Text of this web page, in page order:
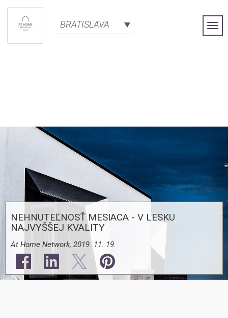
BRATISLAVA
NEHNUTEĽNOSŤ MESIACA - V LESKU
NAJVYŠŠEJ KVALITY
At Home Network, 2019. 11. 19.